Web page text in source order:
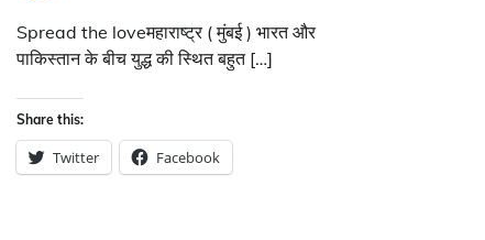
Spread the loveमहाराष्ट्र ( मुंबई ) भारत और
पाकिस्तान के बीच युद्ध की स्थित बहुत […]
Share this:
Twitter Facebook